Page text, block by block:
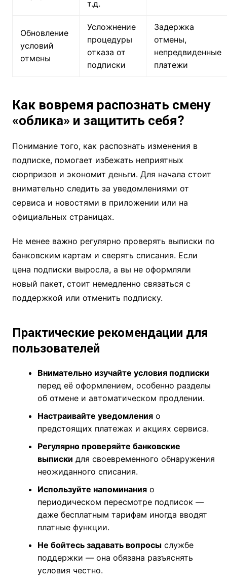
т.д.
Обновление
условий
отмены
Усложнение
процедуры
отказа от
подписки
Задержка
отмены,
непредвиденные
платежи
Как вовремя распознать смену
«облика» и защитить себя?
Понимание того, как распознать изменения в
подписке, помогает избежать неприятных
сюрпризов и экономит деньги. Для начала стоит
внимательно следить за уведомлениями от
сервиса и новостями в приложении или на
официальных страницах.
Не менее важно регулярно проверять выписки по
банковским картам и сверять списания. Если
цена подписки выросла, а вы не оформляли
новый пакет, стоит немедленно связаться с
поддержкой или отменить подписку.
Практические рекомендации для
пользователей
Внимательно изучайте условия подписки
перед её оформлением, особенно разделы
об отмене и автоматическом продлении.
Настраивайте уведомленияо
предстоящих платежах и акциях сервиса.
Регулярно проверяйте банковские
выписки для своевременного обнаружения
неожиданного списания.
Используйте напоминанияо
периодическом пересмотре подписок —
даже бесплатным тарифам иногда вводят
платные функции.
Не бойтесь задавать вопросыслужбе
поддержки — она обязана разъяснять
условия честно.